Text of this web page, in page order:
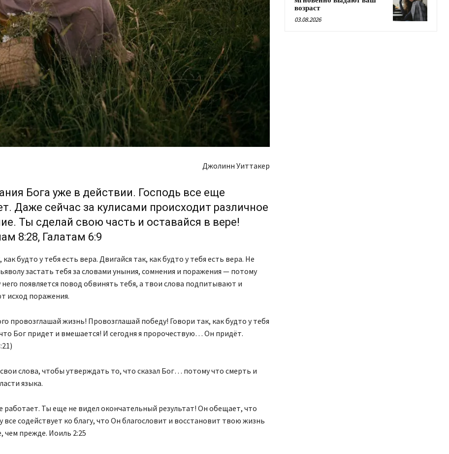
Джолинн Уиттакер
Бога уже в действии. Господь все еще
Даже сейчас за кулисами происходит различное
Ты сделай свою часть и оставайся в вере!
8:28, Галатам 6:9
как будто у тебя есть вера. Двигайся так, как будто у тебя есть вера. Не
застать тебя за словами уныния, сомнения и поражения — потому
него появляется повод обвинять тебя, а твои слова подпитывают и
исход поражения.
провозглашай жизнь! Провозглашай победу! Говори так, как будто у тебя
Бог придет и вмешается! И сегодня я пророчествую… Он придёт.
слова, чтобы утверждать то, что сказал Бог… потому что смерть и
языка.
работает. Ты еще не видел окончательный результат! Он обещает, что
все содействует ко благу, что Он благословит и восстановит твою жизнь
чем прежде. Иоиль 2:25
возраст
03.08.2026